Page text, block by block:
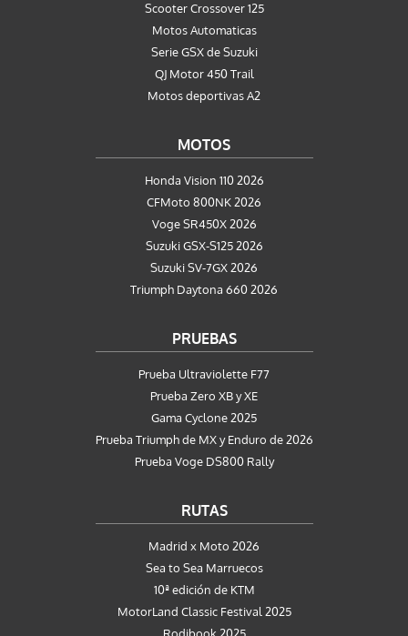
Scooter Crossover 125
Motos Automaticas
Serie GSX de Suzuki
QJ Motor 450 Trail
Motos deportivas A2
MOTOS
Honda Vision 110 2026
CFMoto 800NK 2026
Voge SR450X 2026
Suzuki GSX-S125 2026
Suzuki SV-7GX 2026
Triumph Daytona 660 2026
PRUEBAS
Prueba Ultraviolette F77
Prueba Zero XB y XE
Gama Cyclone 2025
Prueba Triumph de MX y Enduro de 2026
Prueba Voge DS800 Rally
RUTAS
Madrid x Moto 2026
Sea to Sea Marruecos
10ª edición de KTM
MotorLand Classic Festival 2025